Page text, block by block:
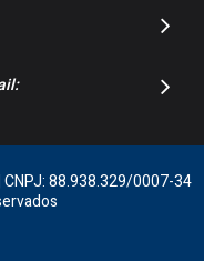
88.938.329/0007-34